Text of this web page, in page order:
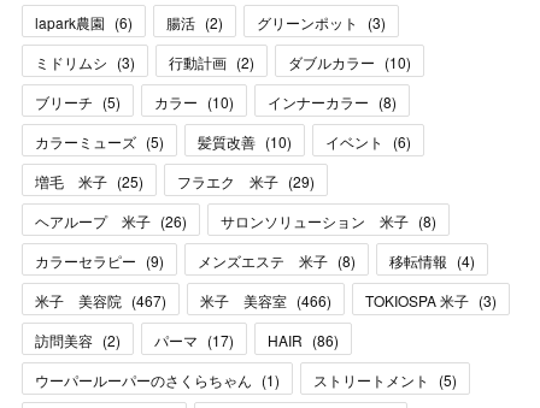
lapark農園 (6) 腸活 (2) グリーンポット (3)
ミドリムシ (3) 行動計画 (2) ダブルカラー (10)
ブリーチ (5) カラー (10) インナーカラー (8)
カラーミューズ (5) 髪質改善 (10) イベント (6)
増毛 米子 (25) フラエク 米子 (29)
ヘアループ 米子 (26) サロンソリューション 米子 (8)
カラーセラピー (9) メンズエステ 米子 (8) 移転情報 (4)
米子 美容院 (467) 米子 美容室 (466) TOKIOSPA 米子 (3)
訪問美容 (2) パーマ (17) HAIR (86)
ウーパールーパーのさくらちゃん (1) ストリートメント (5)